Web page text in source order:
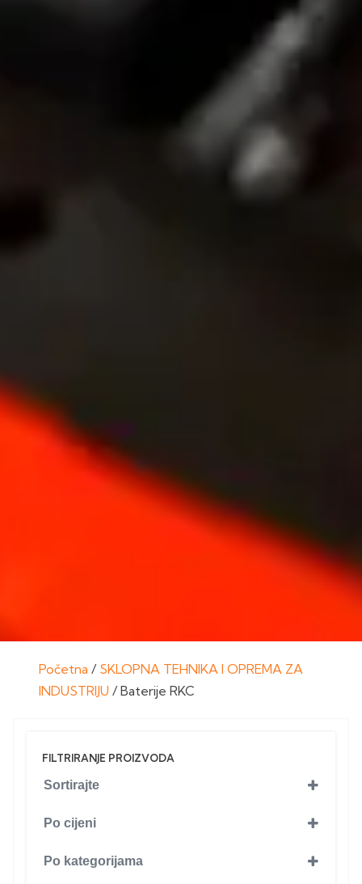
Početna / SKLOPNA TEHNIKA I OPREMA ZA
INDUSTRIJU / Baterije RKC
FILTRIRANJE PROIZVODA
Sortirajte
Po cijeni
Po kategorijama